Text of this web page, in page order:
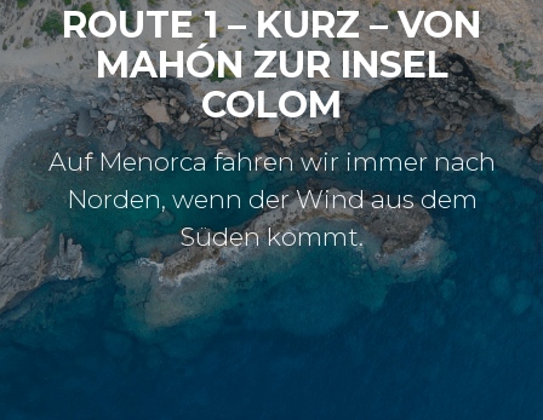
ROUTE 1 – KURZ – VON
MAHÓN ZUR INSEL
COLOM
Auf Menorca fahren wir immer nach
Norden, wenn der Wind aus dem
Süden kommt.